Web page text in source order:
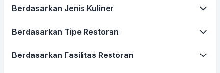
Berdasarkan Jenis Kuliner
Berdasarkan Tipe Restoran
Berdasarkan Fasilitas Restoran